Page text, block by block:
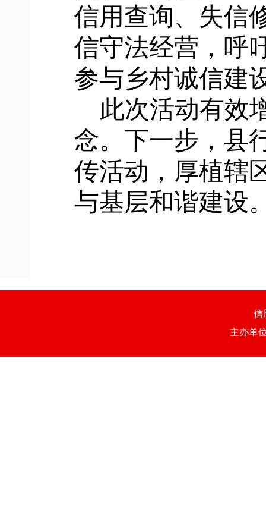
信用查询、失信
信守法经营，呼
参与乡村诚信建
此次活动有效
念。下一步，县
传活动，厚植辖
与基层和谐建设
信
主办单